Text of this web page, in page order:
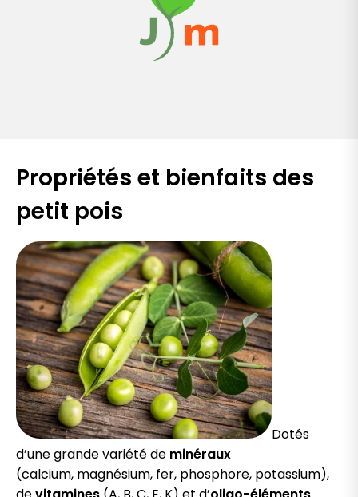
Propriétés et bienfaits des
petit pois
Dotés
d’une grande variété de minéraux
(calcium, magnésium, fer, phosphore, potassium),